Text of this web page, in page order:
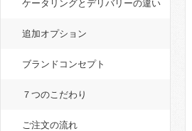
ケータリングとデリバリーの違い
追加オプション
ブランドコンセプト
７つのこだわり
ご注文の流れ